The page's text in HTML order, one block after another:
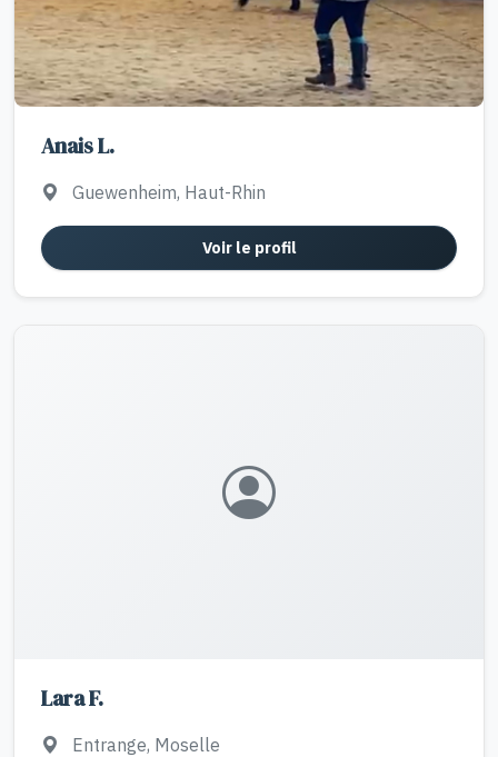
Anais L.
Guewenheim, Haut-Rhin
Voir le profil
Lara F.
Entrange, Moselle